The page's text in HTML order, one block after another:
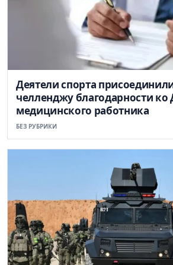
Деятели спорта
челленджу благодарности
медицинского работника
БЕЗ РУБРИКИ